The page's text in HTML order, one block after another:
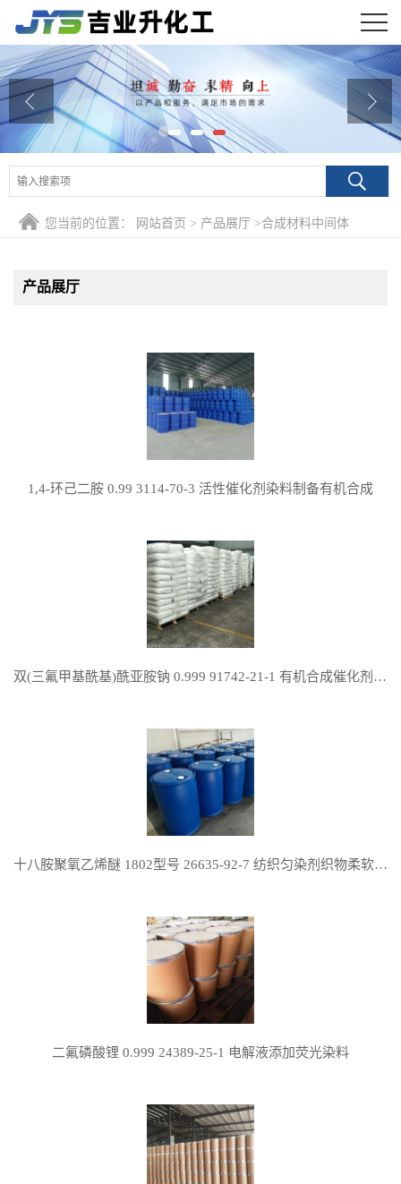
公司首页
公司介绍
公司动态
产品展厅
证书荣誉
您当前的位置： 网站首页 > 产品展厅 >合成材料中间体
产品展厅
1,4-环己二胺 0.99 3114-70-3 活性催化剂染料制备有机合成
双(三氟甲基酰基)酰亚胺钠 0.999 91742-21-1 有机合成催化剂配体电池组分
十八胺聚氧乙烯醚 1802型号 26635-92-7 纺织匀染剂织物柔软剂金属缓蚀剂
二氟磷酸锂 0.999 24389-25-1 电解液添加荧光染料